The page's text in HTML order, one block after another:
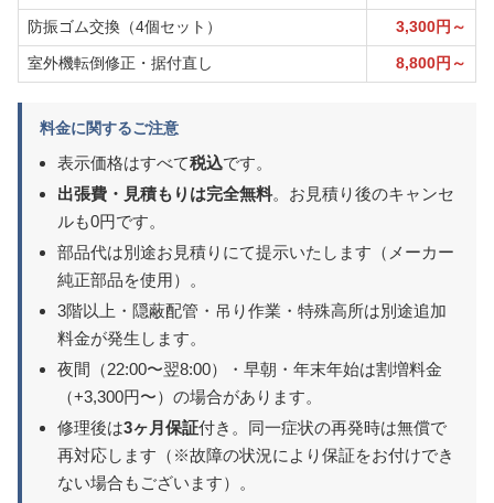
防振ゴム交換（4個セット） 3,300円～
室外機転倒修正・据付直し 8,800円～
料金に関するご注意
表示価格はすべて税込です。
出張費・見積もりは完全無料。お見積り後のキャンセ
ルも0円です。
部品代は別途お見積りにて提示いたします（メーカー
純正部品を使用）。
3階以上・隠蔽配管・吊り作業・特殊高所は別途追加
料金が発生します。
夜間（22:00〜翌8:00）・早朝・年末年始は割増料金
（+3,300円〜）の場合があります。
修理後は3ヶ月保証付き。同一症状の再発時は無償で
再対応します（※故障の状況により保証をお付けでき
ない場合もございます）。